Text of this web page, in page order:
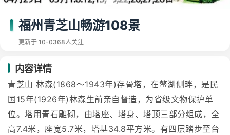
福州青芝山畅游108景
更新于 10-0368人关注
内容详情
青芝山 林森(1868～1943年)存骨塔，在鳌湖侧畔，是民
国15年(1926年)林森生前亲自督造，为省级文物保护单
位。塔用青石雕砌，由塔座、塔身、塔顶三部分组成，全
高7.4米，座宽5.7米，塔基34.8平方米。有四层踏步至台